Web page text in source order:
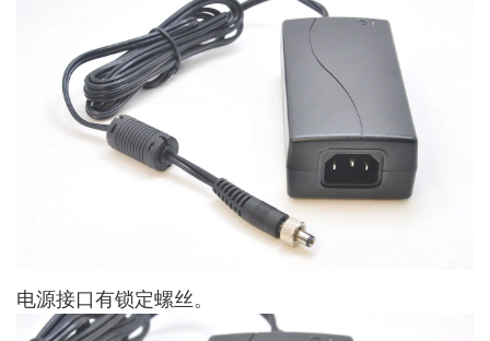
电源接口有锁定螺丝。